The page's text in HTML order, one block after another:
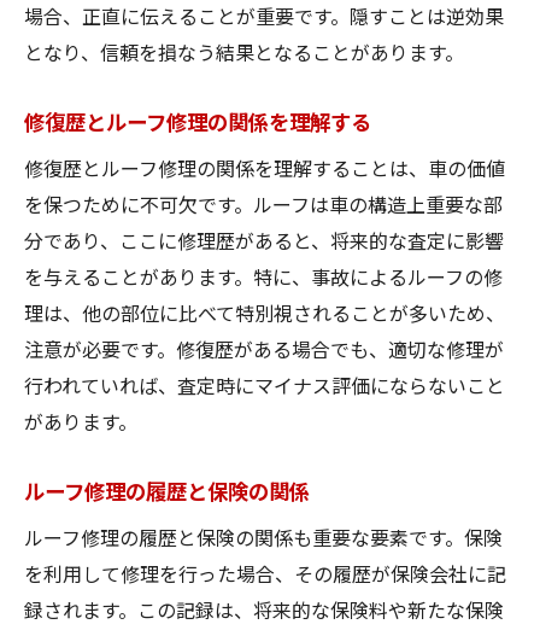
場合、正直に伝えることが重要です。隠すことは逆効果
となり、信頼を損なう結果となることがあります。
修復歴とルーフ修理の関係を理解する
修復歴とルーフ修理の関係を理解することは、車の価値
を保つために不可欠です。ルーフは車の構造上重要な部
分であり、ここに修理歴があると、将来的な査定に影響
を与えることがあります。特に、事故によるルーフの修
理は、他の部位に比べて特別視されることが多いため、
注意が必要です。修復歴がある場合でも、適切な修理が
行われていれば、査定時にマイナス評価にならないこと
があります。
ルーフ修理の履歴と保険の関係
ルーフ修理の履歴と保険の関係も重要な要素です。保険
を利用して修理を行った場合、その履歴が保険会社に記
録されます。この記録は、将来的な保険料や新たな保険